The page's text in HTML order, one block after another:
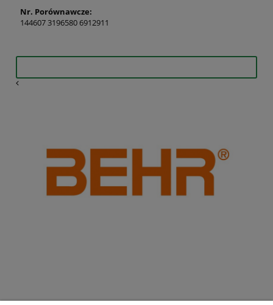
Nr. Porównawcze:
144607 3196580 6912911